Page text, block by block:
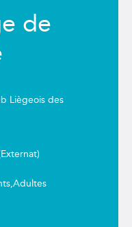
de
Liègeois des
,Adultes